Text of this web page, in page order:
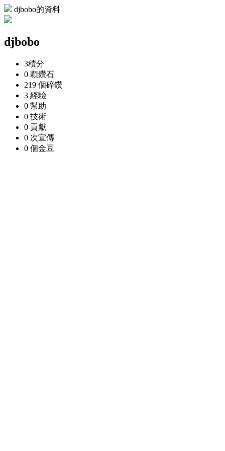
djbobo的資料
djbobo
3積分
0 顆鑽石
219 個碎鑽
3 經驗
0 幫助
0 技術
0 貢獻
0 次宣傳
0 個金豆